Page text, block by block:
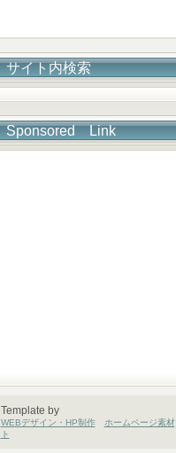
サイト内検索
Sponsored Link
Template by
WEBデザイン・HP制作 ホームページ素材
ト